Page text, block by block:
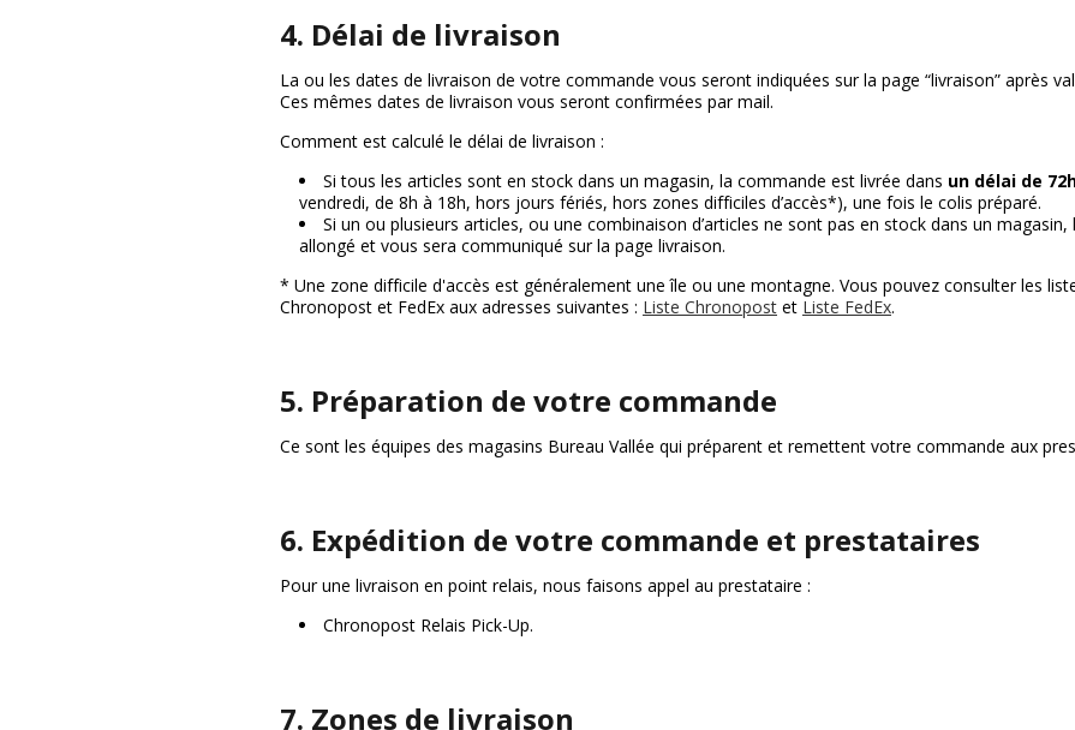
4. Délai de livraison
La ou les dates de livraison de votre commande vous seront indiquées sur la page “livraison” après
Ces mêmes dates de livraison vous seront confirmées par mail.
Comment est calculé le délai de livraison :
Si tous les articles sont en stock dans un magasin, la commande est livrée dans un délai de
vendredi, de 8h à 18h, hors jours fériés, hors zones difficiles d’accès*), une fois le colis préparé.
Si un ou plusieurs articles, ou une combinaison d’articles ne sont pas en stock dans un
allongé et vous sera communiqué sur la page livraison.
* Une zone difficile d'accès est généralement une île ou une montagne. Vous pouvez consulter les
Chronopost et FedEx aux adresses suivantes : Liste Chronopost et Liste FedEx.
5. Préparation de votre commande
Ce sont les équipes des magasins Bureau Vallée qui préparent et remettent votre commande aux
6. Expédition de votre commande et prestataires
Pour une livraison en point relais, nous faisons appel au prestataire :
Chronopost Relais Pick-Up.
7. Zones de livraison